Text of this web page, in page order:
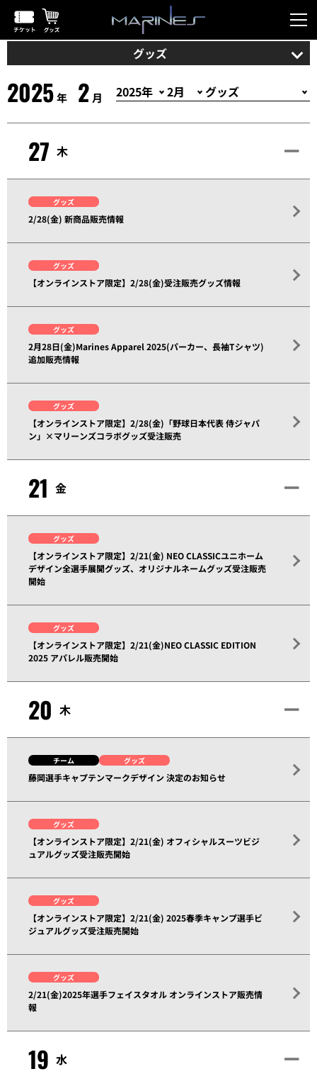
グッズ
2025年 2 月
27 木
グッズ
2/28(金) 新商品販売情報
グッズ
【オンラインストア限定】2/28(金)受注販売グッズ情報
グッズ
2月28日(金)Marines Apparel 2025(パーカー、長袖Tシャツ)
追加販売情報
グッズ
【オンラインストア限定】2/28(金)「野球日本代表 侍ジャパ
ン」×マリーンズコラボグッズ受注販売
21 金
グッズ
【オンラインストア限定】2/21(金) NEO CLASSICユニホーム
デザイン全選手展開グッズ、オリジナルネームグッズ受注販売
開始
グッズ
【オンラインストア限定】2/21(金)NEO CLASSIC EDITION
2025 アパレル販売開始
20 木
チーム グッズ
藤岡選手キャプテンマークデザイン 決定のお知らせ
グッズ
【オンラインストア限定】2/21(金) オフィシャルスーツビジ
ュアルグッズ受注販売開始
グッズ
【オンラインストア限定】2/21(金) 2025春季キャンプ選手ビ
ジュアルグッズ受注販売開始
グッズ
2/21(金)2025年選手フェイスタオル オンラインストア販売情
報
19 水